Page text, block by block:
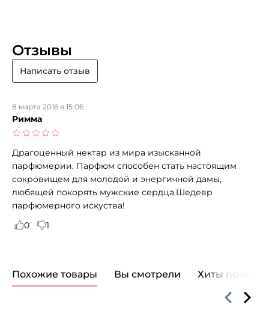
Отзывы
Написать отзыв
Римма
8 марта 2016 в 15:06
Драгоценный нектар из мира изысканной
парфюмерии. Парфюм способен стать настоящим
сокровищем для молодой и энергичной дамы,
любящей покорять мужские сердца.Шедевр
парфюмерного искуства!
0
1
Похожие товары Вы смотрели Хиты продаж